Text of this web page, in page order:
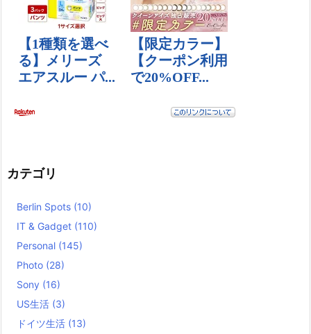
カテゴリ
Berlin Spots (10)
IT & Gadget (110)
Personal (145)
Photo (28)
Sony (16)
US生活 (3)
ドイツ生活 (13)